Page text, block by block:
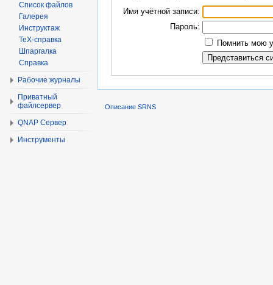
Имя учётной записи:
Пароль:
Помнить мою
Список файлов
Галерея
Инструктаж
TeX-справка
Шпаргалка
Справка
Рабочие журналы
Приватный
файлсервер
QNAP Сервер
Инструменты
Описание SRNS